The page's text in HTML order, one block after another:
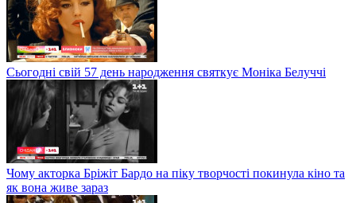
Сьогодні свій 57 день народження святкує Моніка Белуччі
Чому акторка Бріжіт Бардо на піку творчості покинула кіно та
як вона живе зараз